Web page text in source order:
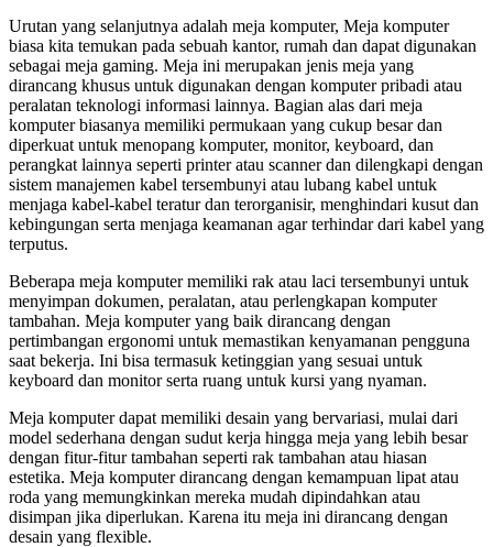
Urutan yang selanjutnya adalah meja komputer, Meja komputer
biasa kita temukan pada sebuah kantor, rumah dan dapat digunakan
sebagai meja gaming. Meja ini merupakan jenis meja yang
dirancang khusus untuk digunakan dengan komputer pribadi atau
peralatan teknologi informasi lainnya. Bagian alas dari meja
komputer biasanya memiliki permukaan yang cukup besar dan
diperkuat untuk menopang komputer, monitor, keyboard, dan
perangkat lainnya seperti printer atau scanner dan dilengkapi dengan
sistem manajemen kabel tersembunyi atau lubang kabel untuk
menjaga kabel-kabel teratur dan terorganisir, menghindari kusut dan
kebingungan serta menjaga keamanan agar terhindar dari kabel yang
terputus.
Beberapa meja komputer memiliki rak atau laci tersembunyi untuk
menyimpan dokumen, peralatan, atau perlengkapan komputer
tambahan. Meja komputer yang baik dirancang dengan
pertimbangan ergonomi untuk memastikan kenyamanan pengguna
saat bekerja. Ini bisa termasuk ketinggian yang sesuai untuk
keyboard dan monitor serta ruang untuk kursi yang nyaman.
Meja komputer dapat memiliki desain yang bervariasi, mulai dari
model sederhana dengan sudut kerja hingga meja yang lebih besar
dengan fitur-fitur tambahan seperti rak tambahan atau hiasan
estetika. Meja komputer dirancang dengan kemampuan lipat atau
roda yang memungkinkan mereka mudah dipindahkan atau
disimpan jika diperlukan. Karena itu meja ini dirancang dengan
desain yang flexible.